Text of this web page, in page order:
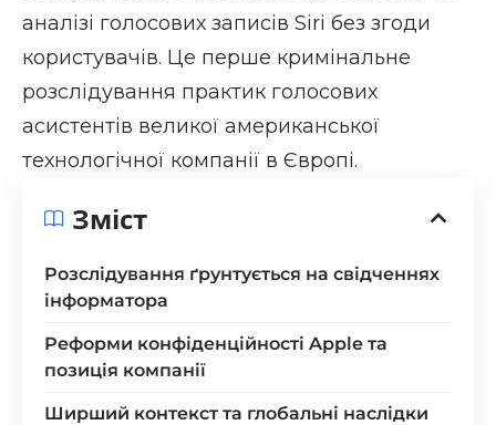
аналізі голосових записів Siri без згоди
користувачів. Це перше кримінальне
розслідування практик голосових
асистентів великої американської
технологічної компанії в Європі.
Зміст
Розслідування ґрунтується на свідченнях
інформатора
Реформи конфіденційності Apple та
позиція компанії
Ширший контекст та глобальні наслідки